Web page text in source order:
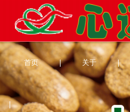
首页 | 关于 |